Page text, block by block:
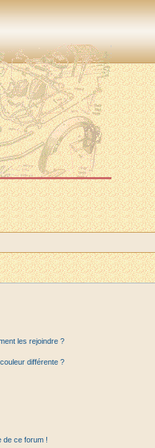
les rejoindre ?
différente ?
de ce forum !